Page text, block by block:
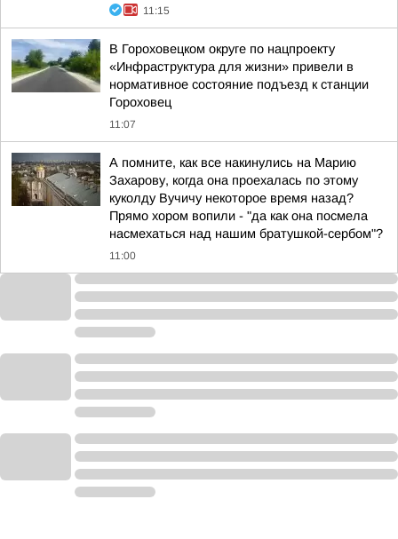
11:15
В Гороховецком округе по нацпроекту
«Инфраструктура для жизни» привели в
нормативное состояние подъезд к станции
Гороховец
11:07
А помните, как все накинулись на Марию
Захарову, когда она проехалась по этому
куколду Вучичу некоторое время назад?
Прямо хором вопили - "да как она посмела
насмехаться над нашим братушкой-сербом"?
11:00